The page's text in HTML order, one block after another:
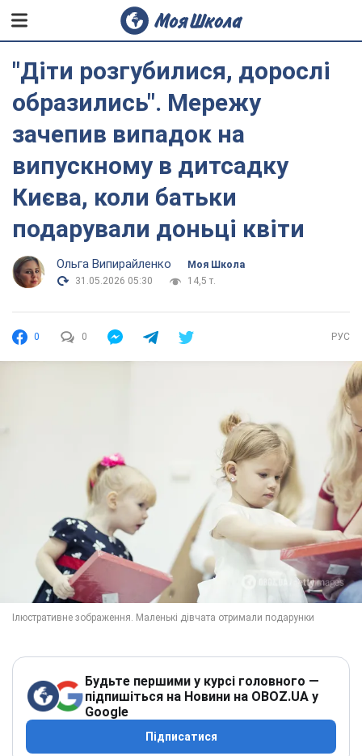
"Діти розгубилися, дорослі
образились". Мережу
зачепив випадок на
випускному в дитсадку
Києва, коли батьки
подарували доньці квіти
Ольга Випирайленко
Моя Школа
31.05.2026 05:30
14,5 т.
0 0 РУС
Будьте першими у курсі головного —
підпишіться на Новини на OBOZ.UA у
Google
Підписатися